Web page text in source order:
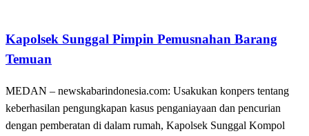
Kapolsek Sunggal Pimpin Pemusnahan Barang
Temuan
MEDAN – newskabarindonesia.com: Usakukan konpers tentang
keberhasilan pengungkapan kasus penganiayaan dan pencurian
dengan pemberatan di dalam rumah, Kapolsek Sunggal Kompol